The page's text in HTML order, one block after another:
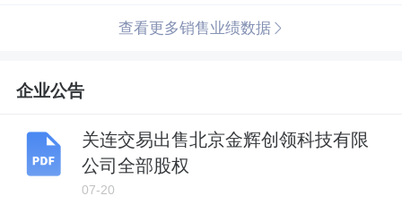
查看更多销售业绩数据
企业公告
关连交易出售北京金辉创领科技有限
公司全部股权
07-20